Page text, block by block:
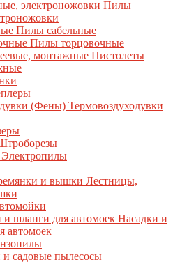
Пилы
Пилы сабельные
Пилы торцовочные
Пистолеты
Термовоздуходувки
Электропилы
Лестницы,
Насадки и
автомоек